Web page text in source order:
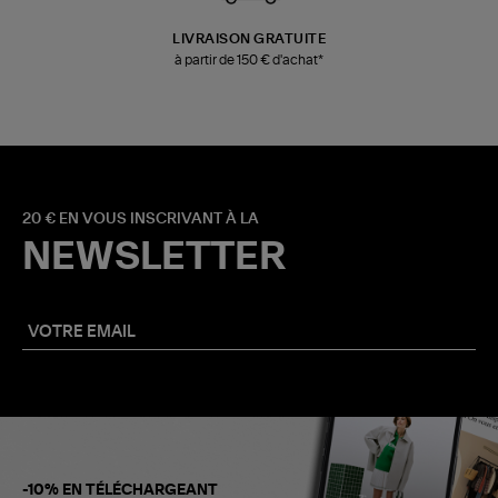
LIVRAISON GRATUITE
à partir de 150 € d'achat*
20 € EN VOUS INSCRIVANT À LA
NEWSLETTER
-10% EN TÉLÉCHARGEANT